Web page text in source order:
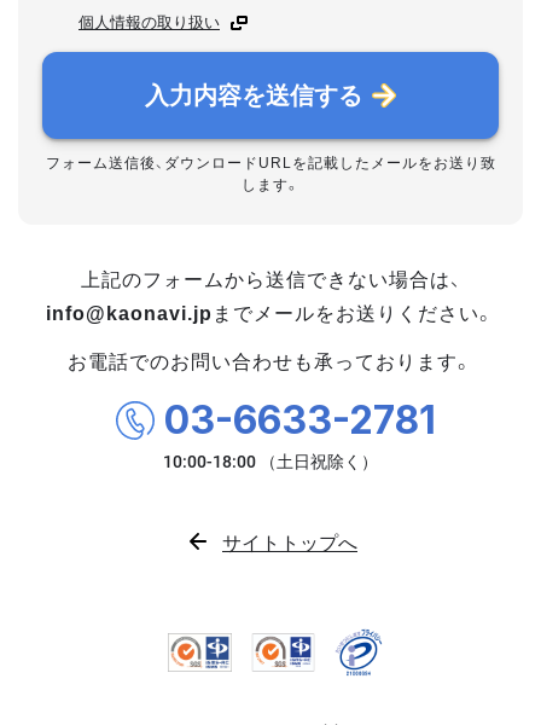
個人情報の取り扱い
入力内容を送信する
フォーム送信後、ダウンロードURLを記載したメールをお送り致
します。
上記のフォームから送信できない場合は、
info@kaonavi.jp までメールをお送りください。
お電話でのお問い合わせも承っております。
03-6633-2781
サイトトップへ